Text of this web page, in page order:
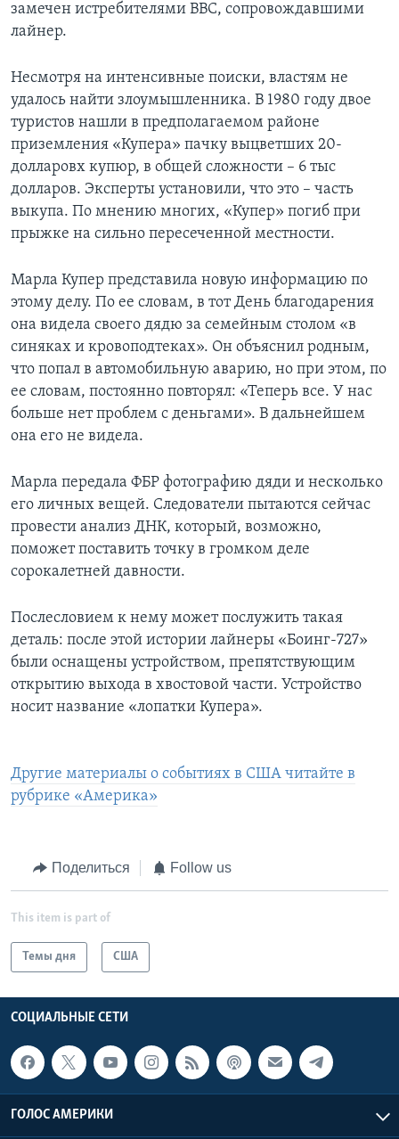
замечен истребителями ВВС, сопровождавшими
лайнер.
Несмотря на интенсивные поиски, властям не
удалось найти злоумышленника. В 1980 году двое
туристов нашли в предполагаемом районе
приземления «Купера» пачку выцветших 20-
долларовх купюр, в общей сложности – 6 тыс
долларов. Эксперты установили, что это – часть
выкупа. По мнению многих, «Купер» погиб при
прыжке на сильно пересеченной местности.
Марла Купер представила новую информацию по
этому делу. По ее словам, в тот День благодарения
она видела своего дядю за семейным столом «в
синяках и кровоподтеках». Он объяснил родным,
что попал в автомобильную аварию, но при этом, по
ее словам, постоянно повторял: «Теперь все. У нас
больше нет проблем с деньгами». В дальнейшем
она его не видела.
Марла передала ФБР фотографию дяди и несколько
его личных вещей. Следователи пытаются сейчас
провести анализ ДНК, который, возможно,
поможет поставить точку в громком деле
сорокалетней давности.
Послесловием к нему может послужить такая
деталь: после этой истории лайнеры «Боинг-727»
были оснащены устройством, препятствующим
открытию выхода в хвостовой части. Устройство
носит название «лопатки Купера».
Другие материалы о событиях в США читайте в
рубрике «Америка»
Поделиться Follow us
This item is part of
Темы дня США
СОЦИАЛЬНЫЕ СЕТИ
ГОЛОС АМЕРИКИ